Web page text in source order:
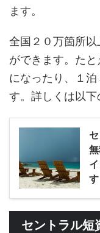
ます。
全国２０万箇所
ができます。たと
になったり、１
す。詳しくは以下
す
セントラル短